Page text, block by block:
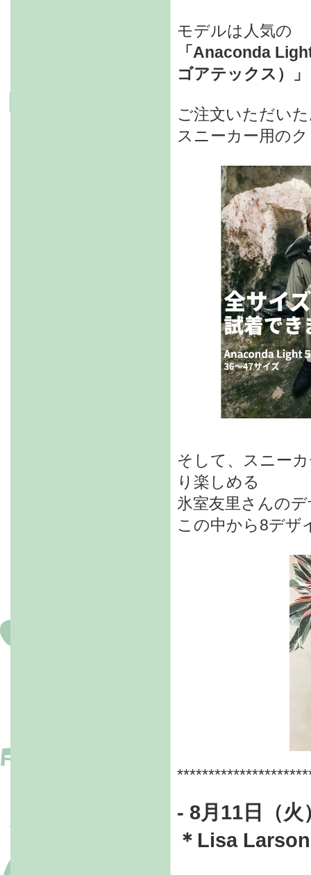
モデルは人気の
「Anaconda
ゴアテックス）」
ご注文いただい
スニーカー用の
そして、スニー
り楽しめる
氷室友里さんの
この中から8デザ
- 8月11日（火
＊Lisa